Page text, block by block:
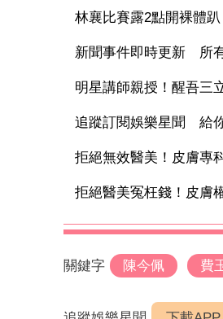
林襄比賽露2點開裸體
新聞事件即時更新 所
明星講師親授！醒吾三
追蹤訂閱娛樂星聞 給
拒絕無效醫美！皮膚專
拒絕醫美冤枉錢！皮膚
關鍵字 陳今佩 費